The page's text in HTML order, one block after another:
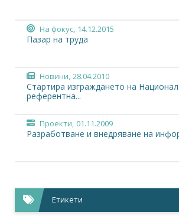
На фокус, 14.12.2015
Пазар на труда
Новини, 28.04.2010
Стартира изграждането на
референтна...
Проекти, 01.11.2009
Разработване и внедряване на
Етикети